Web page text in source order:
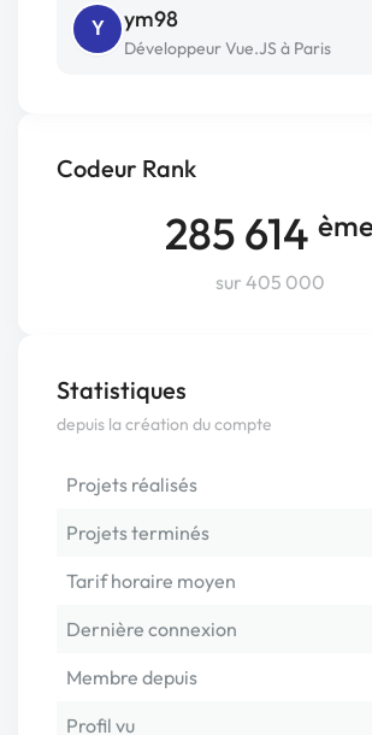
Codeur Rank
285 614
sur 405 000
Statistiques
depuis la création du compte
Projets réalisés
Projets terminés
Tarif horaire moyen
Dernière connexion
Membre depuis
Profil vu
Y ym98
Développeur Vue.JS à Paris